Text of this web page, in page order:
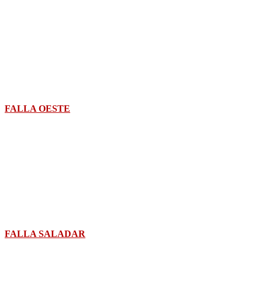
FALLA OESTE
FALLA SALADAR